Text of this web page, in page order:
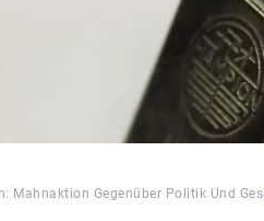
Mahnaktion Gegenüber Politik Und